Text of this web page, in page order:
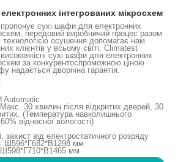
інтегрованих мікросхем
сухі шафи для електронних
передовий виробничий процес разом
технологією осушення допомагає нам
клієнтів у всьому світі. Climatest
сухі шафи для електронних
за конкурентоспроможною ціною
надається дворічна гарантія.
Automatic
30 хвилин після відкритих дверей, 30
(Температура навколишнього
відносної вологості)
захист від електростатичного розряду
Ш596*Г682*В1298 мм
Ш598*Г710*В1465 мм